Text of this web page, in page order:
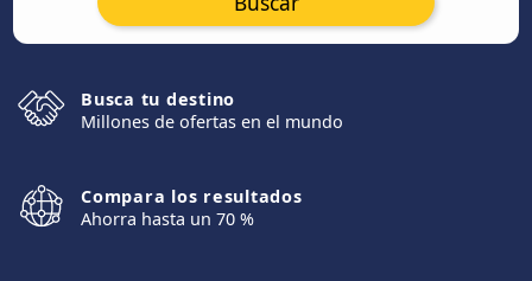
Busca tu destino
Millones de ofertas en el mundo
Compara los resultados
Ahorra hasta un 70 %